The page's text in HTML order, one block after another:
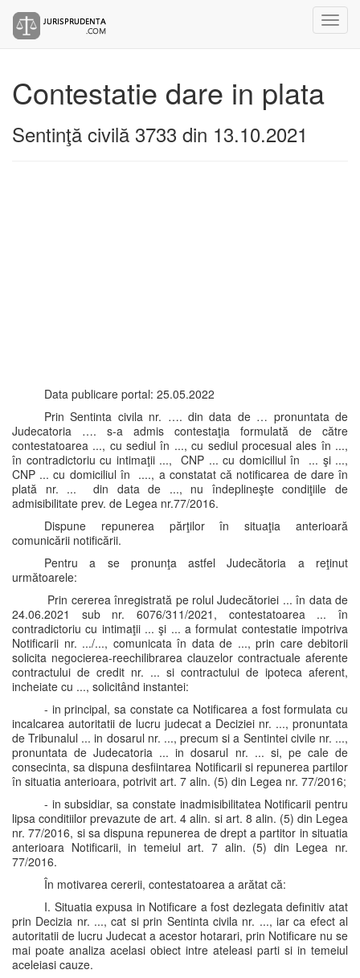
Contestatie dare in plata
Sentinţă civilă 3733 din 13.10.2021
Data publicare portal: 25.05.2022
Prin Sentinta civila nr. …. din data de … pronuntata de
Judecatoria …. s-a admis contestaţia formulată de către
contestatoarea ..., cu sediul în ..., cu sediul procesual ales în ...,
în contradictoriu cu intimaţii ..., CNP ... cu domiciliul în ... şi ...,
CNP ... cu domiciliul în ...., a constatat că notificarea de dare în
plată nr. ... din data de ..., nu îndeplineşte condiţiile de
admisibilitate prev. de Legea nr.77/2016.
Dispune repunerea părţilor în situaţia anterioară
comunicării notificării.
Pentru a se pronunţa astfel Judecătoria a reţinut
următoarele:
Prin cererea înregistrată pe rolul Judecătoriei ... în data de
24.06.2021 sub nr. 6076/311/2021, contestatoarea ... în
contradictoriu cu intimaţii ... şi ... a formulat contestatie impotriva
Notificarii nr. .../..., comunicata în data de ..., prin care debitorii
solicita negocierea-reechilibrarea clauzelor contractuale aferente
contractului de credit nr. ... si contractului de ipoteca aferent,
incheiate cu ..., solicitând instantei:
- in principal, sa constate ca Notificarea a fost formulata cu
incalcarea autoritatii de lucru judecat a Deciziei nr. ..., pronuntata
de Tribunalul ... in dosarul nr. ..., precum si a Sentintei civile nr. ...,
pronuntata de Judecatoria ... in dosarul nr. ... si, pe cale de
consecinta, sa dispuna desfiintarea Notificarii si repunerea partilor
în situatia anterioara, potrivit art. 7 alin. (5) din Legea nr. 77/2016;
- in subsidiar, sa constate inadmisibilitatea Notificarii pentru
lipsa conditiilor prevazute de art. 4 alin. si art. 8 alin. (5) din Legea
nr. 77/2016, si sa dispuna repunerea de drept a partitor in situatia
anterioara Notificarii, in temeiul art. 7 alin. (5) din Legea nr.
77/2016.
În motivarea cererii, contestatoarea a arătat că:
I. Situatia expusa in Notificare a fost dezlegata definitiv atat
prin Decizia nr. ..., cat si prin Sentinta civila nr. ..., iar ca efect al
autoritatii de lucru Judecat a acestor hotarari, prin Notificare nu se
mai poate analiza acelasi obiect intre ateleasi parti si in temeiul
aceleiasi cauze.